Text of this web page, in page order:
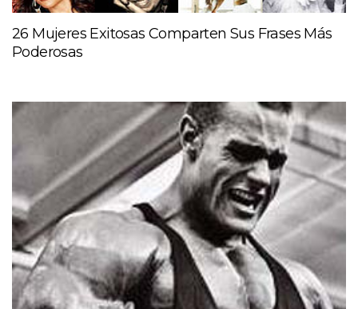
26 Mujeres Exitosas Comparten Sus Frases Más
Poderosas